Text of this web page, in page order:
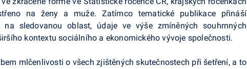
na ženy a muže. Zatímco tematické publikace přináší
na sledovanou oblast, údaje ve výše zmíněných souhrnných
kontextu sociálního a ekonomického vývoje společnosti.
mlčenlivosti o všech zjištěných skutečnostech při šetření, a to